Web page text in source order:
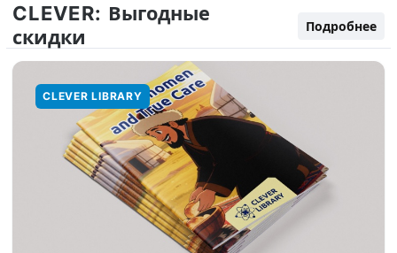
CLEVER: Выгодные
скидки
Подробнее
CLEVER LIBRARY